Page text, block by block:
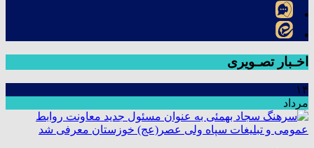
اخـبار تصـویری
۱۴
مرداد